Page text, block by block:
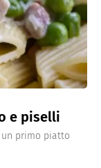
e piselli
primo piatto